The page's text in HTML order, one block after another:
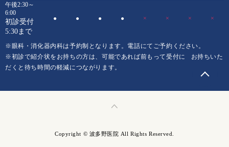
午後2:30～
6:00
初診受付
5:30まで
● ● ● ● × × × ×
※眼科・消化器内科は予約制となります。電話にてご予約ください。
※初診で紹介状をお持ちの方は、可能であれば前もって受付に
お持ちいた
だくと待ち時間の軽減につながります。
Copyright © 波多野医院 All Rights Reserved.